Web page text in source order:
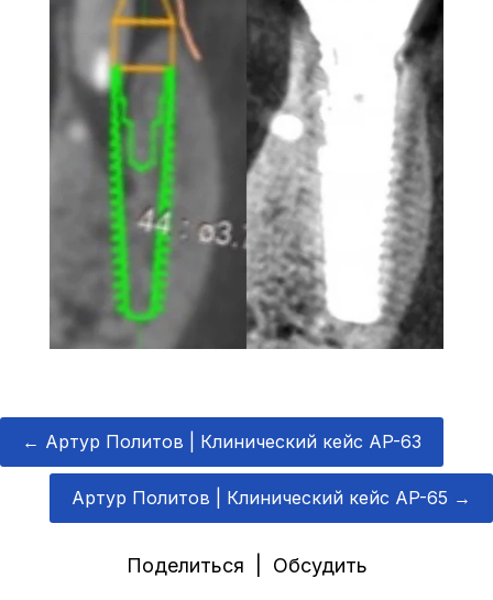
← Артур Политов | Клинический кейс AP-63
Артур Политов | Клинический кейс AP-65 →
Поделиться | Обсудить